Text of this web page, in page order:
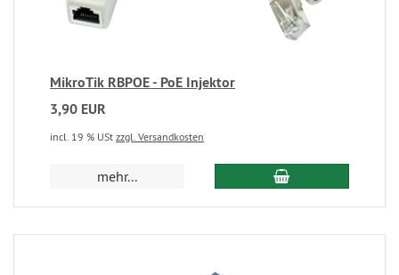
MikroTik RBPOE - PoE Injektor
3,90 EUR
incl. 19 % USt zzgl. Versandkosten
mehr...